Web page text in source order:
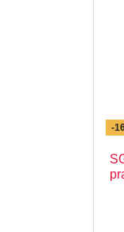
El
-